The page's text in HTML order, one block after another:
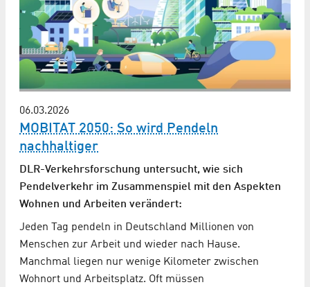
06.03.2026
MOBITAT 2050: So wird Pendeln
nachhaltiger
DLR-Verkehrsforschung untersucht, wie sich
Pendelverkehr im Zusammenspiel mit den Aspekten
Wohnen und Arbeiten verändert:
Jeden Tag pendeln in Deutschland Millionen von
Menschen zur Arbeit und wieder nach Hause.
Manchmal liegen nur wenige Kilometer zwischen
Wohnort und Arbeitsplatz. Oft müssen